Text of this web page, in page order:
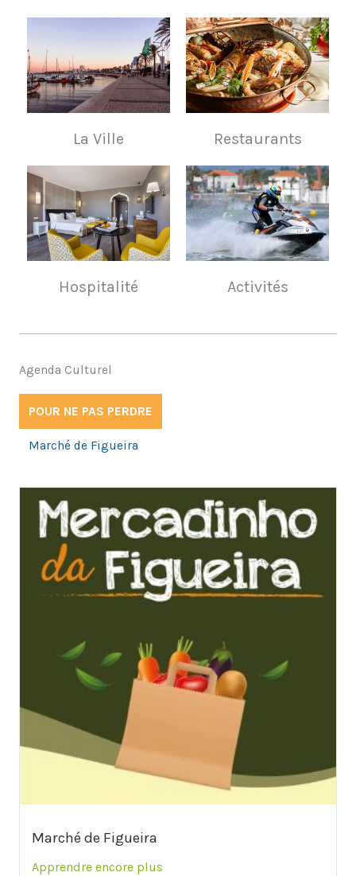
La Ville
Hospitalité
Restaurants
Activités
Agenda Culturel
POUR NE PAS PERDRE
Marché de Figueira
Marché de Figueira
Apprendre encore plus